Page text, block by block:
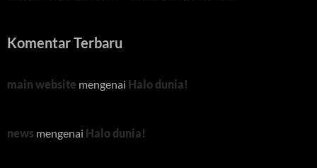
Komentar Terbaru
main website mengenai Halo dunia!
news mengenai Halo dunia!